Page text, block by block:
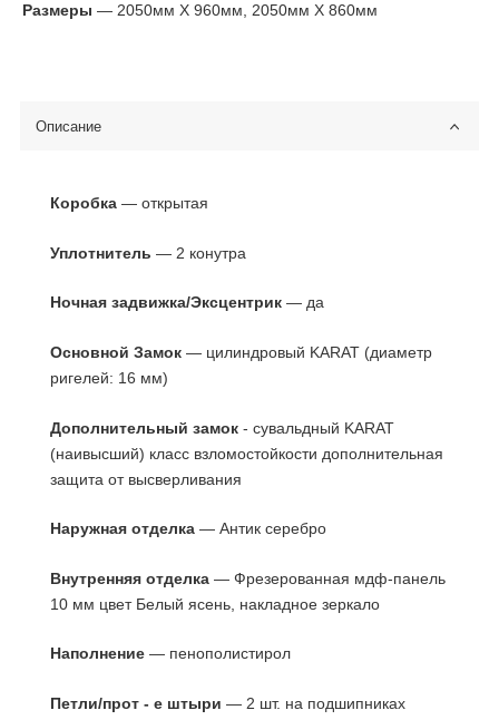
Размеры — 2050мм Х 960мм, 2050мм Х 860мм
Описание
Коробка — открытая
Уплотнитель — 2 конутра
Ночная задвижка/Эксцентрик — да
Основной Замок — цилиндровый KARAT (диаметр
ригелей: 16 мм)
Дополнительный замок - сувальдный KARAT
(наивысший) класс взломостойкости дополнительная
защита от высверливания
Наружная отделка — Антик серебро
Внутренняя отделка — Фрезерованная мдф-панель
10 мм цвет Белый ясень, накладное зеркало
Наполнение — пенополистирол
Петли/прот - е штыри — 2 шт. на подшипниках